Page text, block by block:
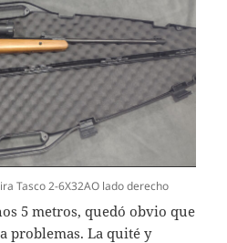
Tasco 2-6X32AO lado derecho
5 metros, quedó obvio que
problemas. La quité y